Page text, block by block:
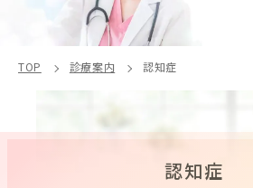
TOP 診療案内 認知症
認知症